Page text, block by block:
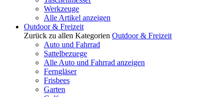
Werkzeuge
Alle Artikel anzeigen
Outdoor & Freizeit
Zurück zu allen Kategorien Outdoor & Freizeit
Auto und Fahrrad
Sattelbezuege
Alle Auto und Fahrrad anzeigen
Ferngläser
Frisbees
Garten